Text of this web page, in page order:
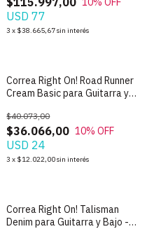
USD 77
3 x $38.665,67sin interés
Correa Right On! Road Runner
Cream Basic para Guitarra y
$36.066,00
$40.073,00
10% OFF
USD 24
3 x $12.022,00sin interés
Correa Right On! Talisman
Denim para Guitarra y Bajo -